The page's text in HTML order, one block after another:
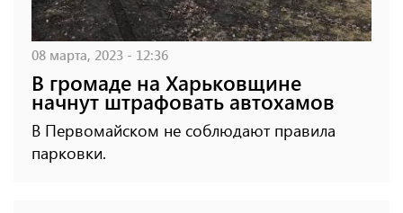
08 марта, 2023 - 12:36
В громаде на Харьковщине
начнут штрафовать автохамов
В Первомайском не соблюдают правила
парковки.